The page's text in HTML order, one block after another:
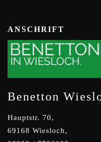
ANSCHRIFT
Benetton
Hauptstr. 70,
69168 Wiesloch,